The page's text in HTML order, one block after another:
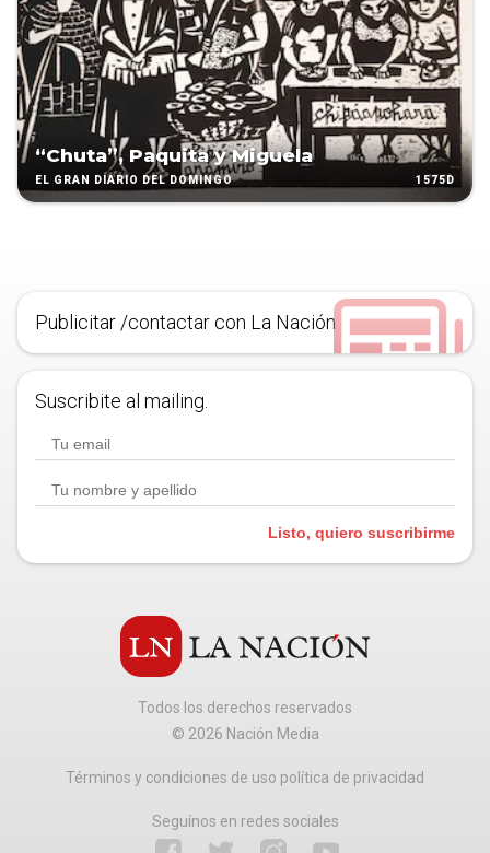
“Chuta”, Paquita y Miguela
EL GRAN DIARIO DEL DOMINGO 1575D
Publicitar /contactar con La Nación
Suscribite al mailing.
Listo, quiero suscribirme
Todos los derechos reservados
© 2026 Nación Media
Términos y condiciones de uso política de privacidad
Seguínos en redes sociales